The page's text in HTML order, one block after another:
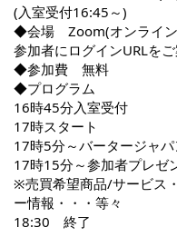
(入室受付16:45～)
◆会場 Zoom(オンライ
参加者にログインURLをご
◆参加費 無料
◆プログラム
16時45分入室受付
17時スタート
17時5分～バータージャ
17時15分～参加者プレゼ
※売買希望商品/サービス
ー情報・・・等々
18:30 終了